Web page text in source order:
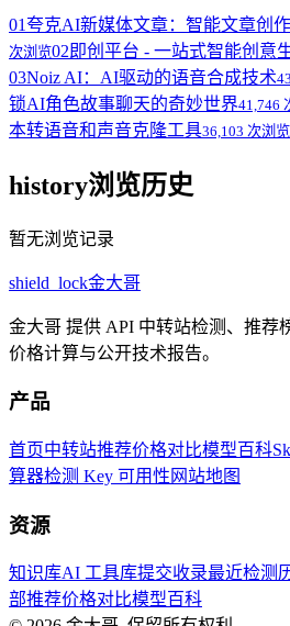
01夸克AI新媒体文章：智能文章创
次浏览02 即创平台 - 一站式智能创意
03Noiz AI：AI驱动的语音合成技术
锁AI角色故事聊天的奇妙世界41,746
本转语音和声音克隆工具36,103 次浏览
history浏览历史
暂无浏览记录
shield_lock金大哥
金大哥 提供 API 中转站检测、推荐
价格计算与公开技术报告。
产品
首页中转站推荐价格对比模型百科
算器检测 Key 可用性 网站地图
资源
知识库AI 工具库提交收录最近检测
部推荐价格对比模型百科